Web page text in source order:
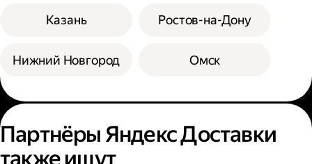
Казань
Нижний Новгород
Ростов-на-Дону
Омск
Партнёры Яндекс Доставки
также ищут